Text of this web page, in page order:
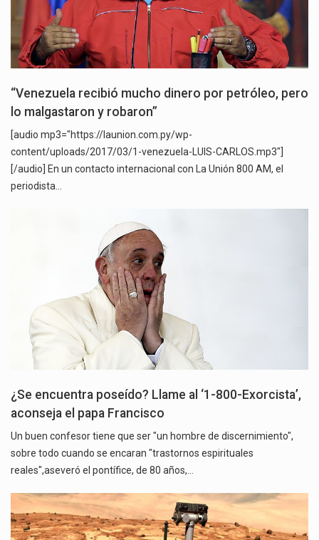
“Venezuela recibió mucho dinero por petróleo, pero
lo malgastaron y robaron”
[audio mp3="https://launion.com.py/wp-
content/uploads/2017/03/1-venezuela-LUIS-CARLOS.mp3"]
[/audio] En un contacto internacional con La Unión 800 AM, el
periodista…
¿Se encuentra poseído? Llame al ‘1-800-Exorcista’,
aconseja el papa Francisco
Un buen confesor tiene que ser "un hombre de discernimiento",
sobre todo cuando se encaran "trastornos espirituales
reales",aseveró el pontífice, de 80 años,…